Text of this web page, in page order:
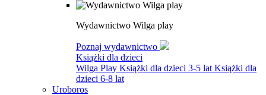
Wydawnictwo Wilga play
Poznaj wydawnictwo
Książki dla dzieci
Wilga Play Książki dla dzieci 3-5 lat Książki dla
dzieci 6-8 lat
Uroboros